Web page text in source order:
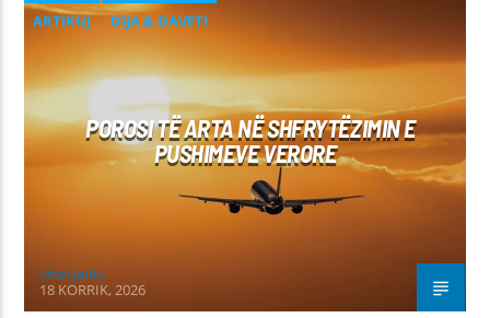
ARTIKUJ
DIJA & DAVETI
MIRËSJELLJA - EDUKATA FETARE
PROBLEME SHPIRTËRORE & SHOQËRORE
POROSI TË ARTA NË SHFRYTËZIMIN E
PUSHIMEVE VERORE
Irfan Jahiu
18 KORRIK, 2026